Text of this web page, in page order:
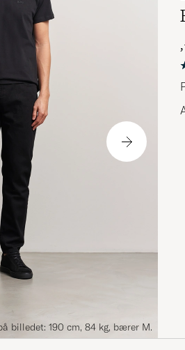
billedet: 190 cm, 84 kg, bærer M.